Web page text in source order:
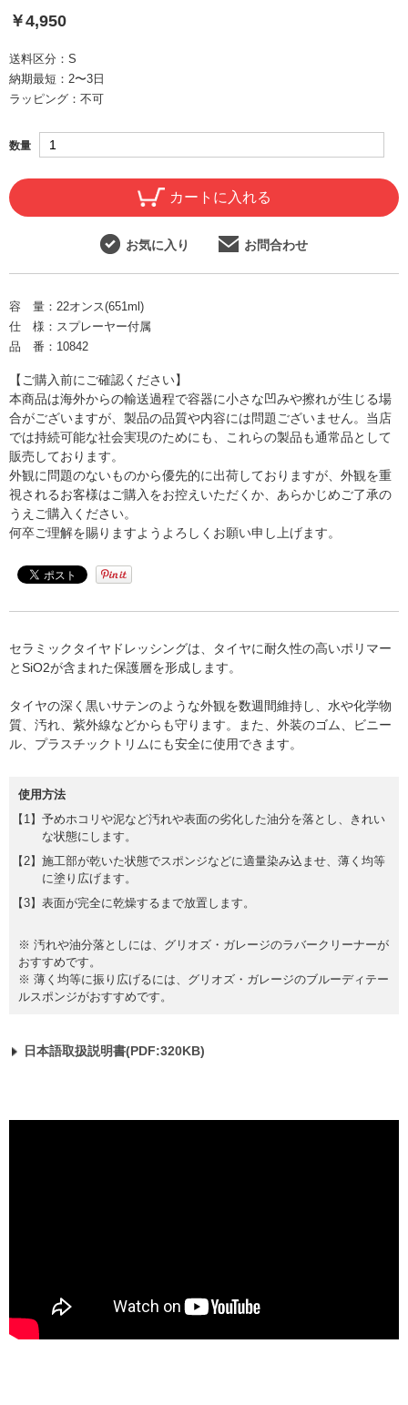
￥4,950
送料区分： S
納期最短： 2〜3日
ラッピング： 不可
数量
カートに入れる
お気に入り お問合わせ
容 量： 22オンス(651ml)
仕 様： スプレーヤー付属
品 番： 10842
【ご購入前にご確認ください】
本商品は海外からの輸送過程で容器に小さな凹みや擦れが生じる場
合がございますが、製品の品質や内容には問題ございません。当店
では持続可能な社会実現のためにも、これらの製品も通常品として
販売しております。
外観に問題のないものから優先的に出荷しておりますが、外観を重
視されるお客様はご購入をお控えいただくか、あらかじめご了承の
うえご購入ください。
何卒ご理解を賜りますようよろしくお願い申し上げます。
セラミックタイヤドレッシングは、タイヤに耐久性の高いポリマー
とSiO2が含まれた保護層を形成します。
タイヤの深く黒いサテンのような外観を数週間維持し、水や化学物
質、汚れ、紫外線などからも守ります。また、外装のゴム、ビニー
ル、プラスチックトリムにも安全に使用できます。
使用方法
予めホコリや泥など汚れや表面の劣化した油分を落とし、きれい
な状態にします。
施工部が乾いた状態でスポンジなどに適量染み込ませ、薄く均等
に塗り広げます。
表面が完全に乾燥するまで放置します。
※ 汚れや油分落としには、グリオズ・ガレージのラバークリーナーが
おすすめです。
※ 薄く均等に振り広げるには、グリオズ・ガレージのブルーディテー
ルスポンジがおすすめです。
日本語取扱説明書(PDF:320KB)